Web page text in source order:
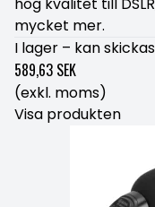
mycket mer.
I lager – kan
589,63 SEK
(exkl. moms)
Visa produkten